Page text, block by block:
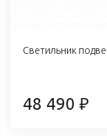
Светильник
48 490 ₽